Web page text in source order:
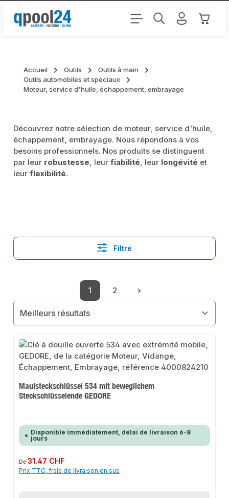
Passer au contenu principal Le
Accueil Outils
Outils à main
Outils automobiles et spéciaux
Moteur, service d'huile, échappement, embrayage
Découvrez notre sélection de moteur, service d'huile,
échappement, embrayage. Nous répondons à vos
besoins professionnels. Nos produits se distinguent
par leur robustesse, leurfiabilité, leur longévité et
leurflexibilité.
Filtre
Page
1
Page
2
Maulsteckschlüssel 534 mit beweglichem
Steckschlüsselende GEDORE
Disponible immédiatement, délai de livraison 6-8
jours
Prix régulier :
De31.47 CHF
Prix TTC, frais de livraison en sus